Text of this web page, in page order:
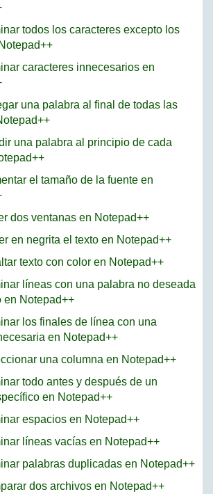
todos los caracteres excepto los
caracteres innecesarios en
una palabra al final de todas las
una palabra al principio de cada
el tamaño de la fuente en
dos ventanas en Notepad++
en negrita el texto en Notepad++
texto con color en Notepad++
líneas con una palabra no deseada
en Notepad++
los finales de línea con una
en Notepad++
una columna en Notepad++
todo antes y después de un
en Notepad++
espacios en Notepad++
líneas vacías en Notepad++
palabras duplicadas en Notepad++
dos archivos en Notepad++